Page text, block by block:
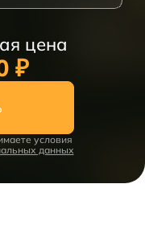
цена
₽
условия
данных